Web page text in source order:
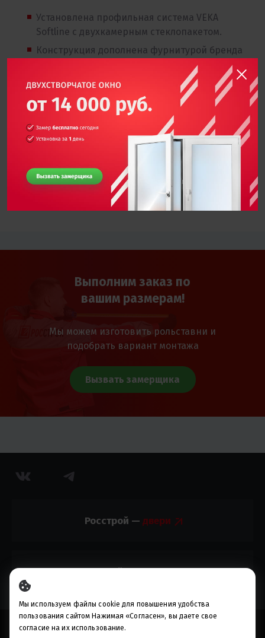
Установлена профильная система VEKA
Softline с двухкамерным стеклопакетом.
Конструкция дополнена фурнитурой бренда
С наружной стороны на профиль нанесена
ламинация, цвет "Дуб".
Ориентировочная стоимость проекта — 150000
рублей
Продолжительность выполнения работ — 1 день
Другие работы
Выполним заказ по
вашим размерам!
Мы можем изготовить рольставни и
подобрать вариант монтажа
Вызвать замерщика
Росстрой —
Росстрой —
© 2010-2023, ИП Ситцов В.Ю.
Мы используем файлы cookie для повышения удобства
пользования сайтом Нажимая «Согласен», вы даете свое
согласие на их использование.